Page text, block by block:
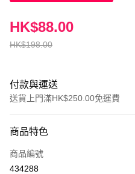
HK$198.00
HK$88.00
付款與運送
送貨上門滿HK$250.00免運費
信用卡
Apple Pay
商品特色
商品編號
434288